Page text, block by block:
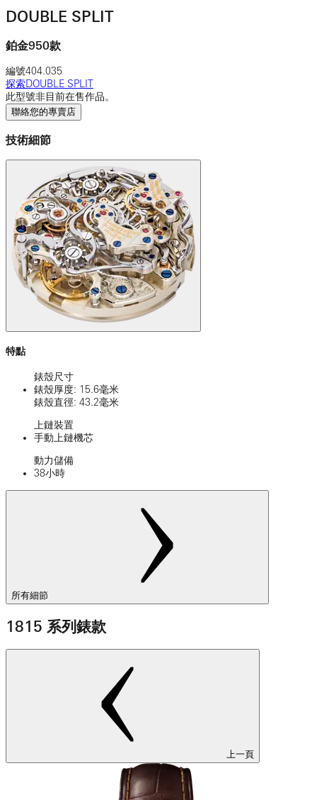
DOUBLE SPLIT
鉑金950款
編號404.035
探索DOUBLE SPLIT
此型號非目前在售作品。
聯絡您的專賣店
技術細節
特點
錶殼尺寸
錶殼厚度: 15.6毫米
錶殼直徑: 43.2毫米
上鏈裝置
手動上鏈機芯
動力儲備
38小時
所有細節
1815 系列錶款
上一頁